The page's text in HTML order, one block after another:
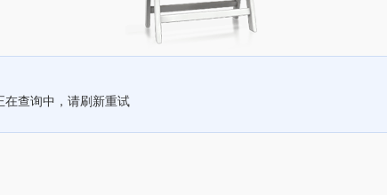
在查询中，请刷新重试